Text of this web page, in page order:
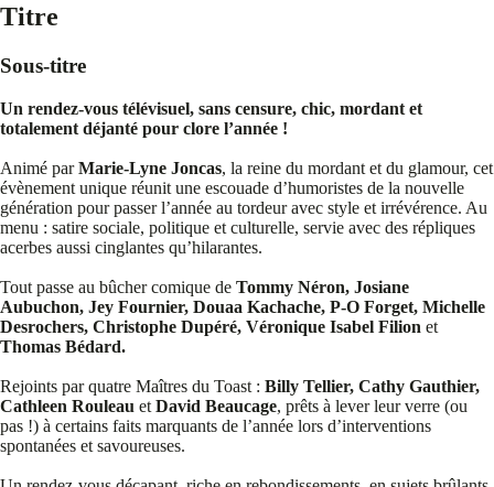
Titre
Sous-titre
Un rendez-vous télévisuel, sans censure, chic, mordant et
totalement déjanté pour clore l’année !
Animé parMarie-Lyne Joncas, la reine du mordant et du glamour, cet
évènement unique réunit une escouade d’humoristes de la nouvelle
génération pour passer l’année au tordeur avec style et irrévérence. Au
menu : satire sociale, politique et culturelle, servie avec des répliques
acerbes aussi cinglantes qu’hilarantes.
Tout passe au bûcher comique de Tommy Néron, Josiane
Aubuchon, Jey Fournier, Douaa Kachache, P-O Forget, Michelle
Desrochers, Christophe Dupéré, Véronique Isabel Filion et
Thomas Bédard.
Rejoints par quatre Maîtres du Toast : Billy Tellier, Cathy Gauthier,
Cathleen Rouleau et David Beaucage, prêts à lever leur verre (ou
pas !) à certains faits marquants de l’année lors d’interventions
spontanées et savoureuses.